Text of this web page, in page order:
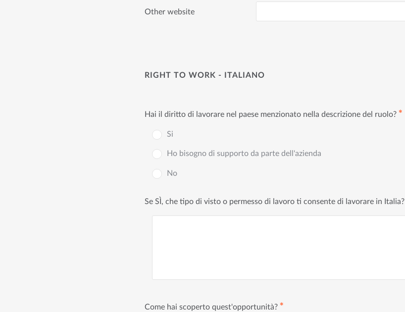
Other website
RIGHT TO WORK - ITALIANO
Hai il diritto di lavorare nel paese menzionato nella descrizione del ruolo? ✱
Si
Ho bisogno di supporto da parte dell'azienda
No
Se SÌ, che tipo di visto o permesso di lavoro ti consente di lavorare in Italia?
Come hai scoperto quest'opportunità? ✱